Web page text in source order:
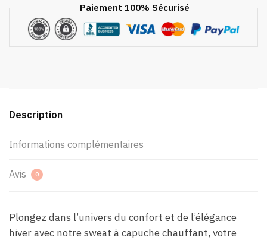
Paiement 100% Sécurisé
Description
Informations complémentaires
Avis 0
Plongez dans l’univers du confort et de l’élégance
hiver avec notre sweat à capuche chauffant, votre